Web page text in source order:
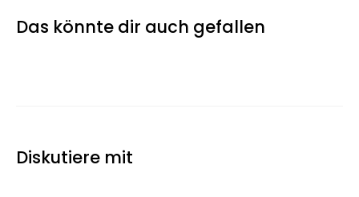
Das könnte dir auch gefallen
Diskutiere mit